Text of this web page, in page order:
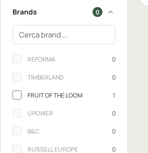
Brands 0
Cerca un brand
BrandsREFORMA 0
TIMBERLAND 0
FRUIT OF THE LOOM 1
UPOWER 0
B&C 0
RUSSELL EUROPE 0